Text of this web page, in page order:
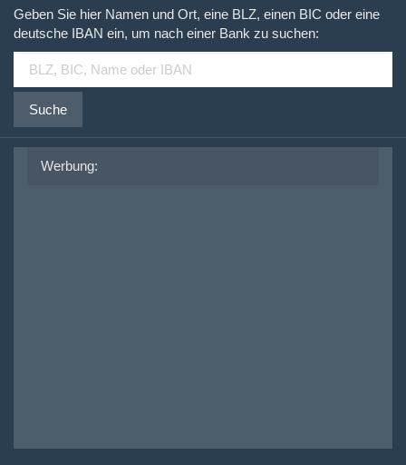
Geben Sie hier Namen und Ort, eine BLZ, einen BIC oder eine
deutsche IBAN ein, um nach einer Bank zu suchen:
Suche
Werbung: